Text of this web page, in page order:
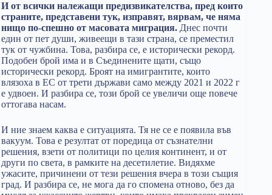
И от всички належащи предизвикателства, пред които
страните, представени тук, изправят, вярвам, че няма
нищо по-спешно от масовата миграция. Днес почти
един от пет души, живеещи в тази страна, се преместил
тук от чужбина. Това, разбира се, е исторически рекорд.
Подобен брой има и в Съединените щати, също
исторически рекорд. Броят на имигрантите, които
влязоха в ЕС от трети държави само между 2021 и 2022 г
е удвоен. И разбира се, този брой се увеличи още повече
оттогава насам.
И ние знаем каква е ситуацията. Тя не се е появила във
вакуум. Това е резултат от поредица от съзнателни
решения, взети от политици по целия континент, и от
други по света, в рамките на десетилетие. Видяхме
ужасите, причинени от тези решения вчера в този същия
град. И разбира се, не мога да го спомена отново, без да